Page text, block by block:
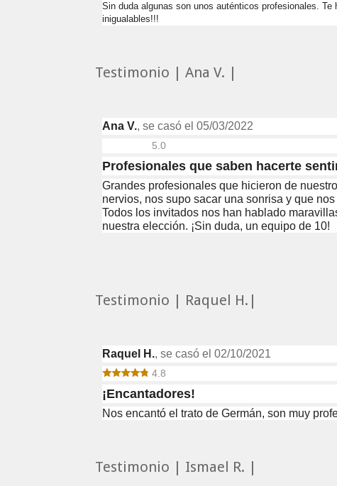
Sin duda algunas son unos auténticos profesionales.
inigualables!!!
Testimonio | Ana V. |
Ana V., se casó el 05/03/2022
5.0
Profesionales que saben hacerte
Grandes profesionales que hicieron de
nervios, nos supo sacar una sonrisa y que
Todos los invitados nos han hablado
nuestra elección. ¡Sin duda, un equipo de 10!
Testimonio | Raquel H.|
Raquel H., se casó el 02/10/2021
4.8
¡Encantadores!
Nos encantó el trato de Germán, son muy
Testimonio | Ismael R. |